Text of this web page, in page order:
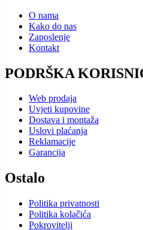
O nama
Kako do nas
Zaposlenje
Kontakt
PODRŠKA
Web prodaja
Uvjeti kupovine
Dostava i montaža
Uslovi plaćanja
Reklamacije
Garancija
Ostalo
Politika privatnosti
Politika kolačića
Pokrovitelji